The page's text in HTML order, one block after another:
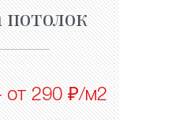
от 290 ₽/м2